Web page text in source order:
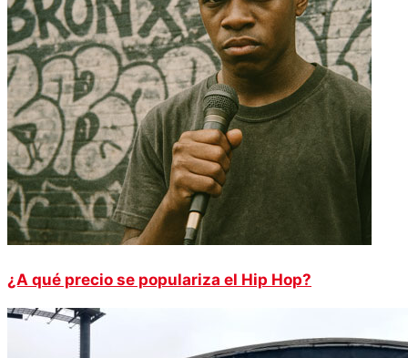
¿A qué precio se populariza el Hip Hop?